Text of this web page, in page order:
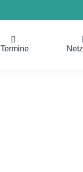
Termine